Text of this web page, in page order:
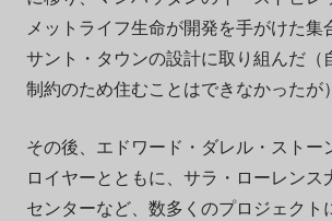
メットライフ生命が開発を手がけた集
サント・タウンの設計に取り組んだ（
制約のため住むことはできなかったが
その後、エドワード・ダレル・ストー
ロイヤーとともに、サラ・ローレンス
センターなど、数多くのプロジェクト